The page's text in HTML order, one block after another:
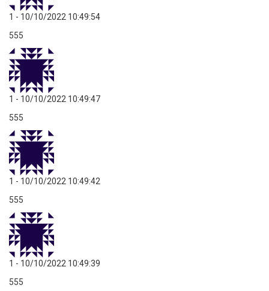
1 - 10/10/2022 10:49:54
555
1 - 10/10/2022 10:49:47
555
1 - 10/10/2022 10:49:42
555
1 - 10/10/2022 10:49:39
555